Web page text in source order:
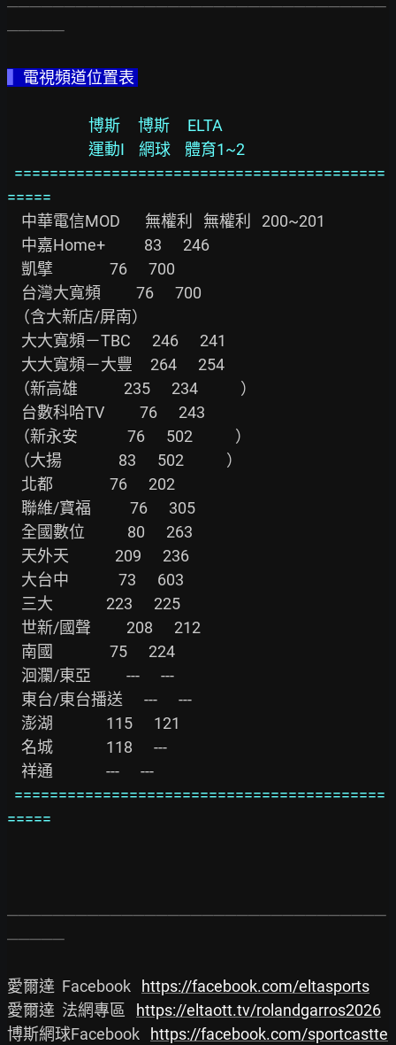
─────────────────────────────────
─────
電視頻道位置表
                     博斯     博斯     ELTA
                     運動I    網球    體育1~2
==========================================
=====
==========================================
=====
─────────────────────────────────
─────
愛爾達  Facebook https://facebook.com/eltasports
愛爾達  法網專區 https://eltaott.tv/rolandgarros2026
博斯網球Facebook https://facebook.com/sportcastte